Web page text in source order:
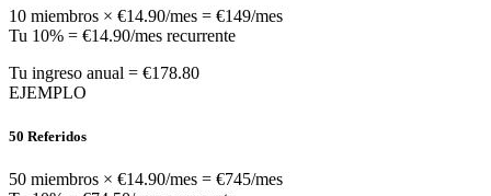
10 miembros × €14.90/mes = €149/mes
Tu 10% = €14.90/mes recurrente
Tu ingreso anual = €178.80
EJEMPLO
50 Referidos
50 miembros × €14.90/mes = €745/mes